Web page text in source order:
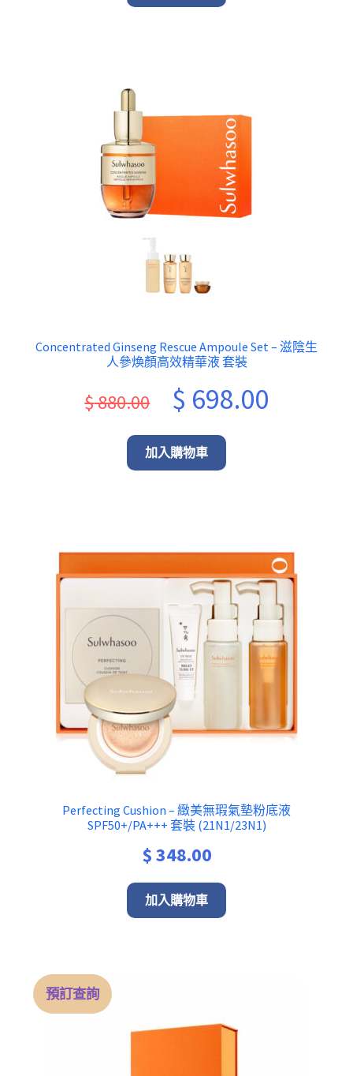
Concentrated Ginseng Rescue Ampoule Set – 滋陰生
人參煥顏高效精華液 套裝
$880.00
Original
price
was:
$ 698.00Current
加入購物車
Perfecting Cushion – 緻美無瑕氣墊粉底液
SPF50+/PA+++ 套裝 (21N1/23N1)
$348.00
加入購物車
預訂查詢